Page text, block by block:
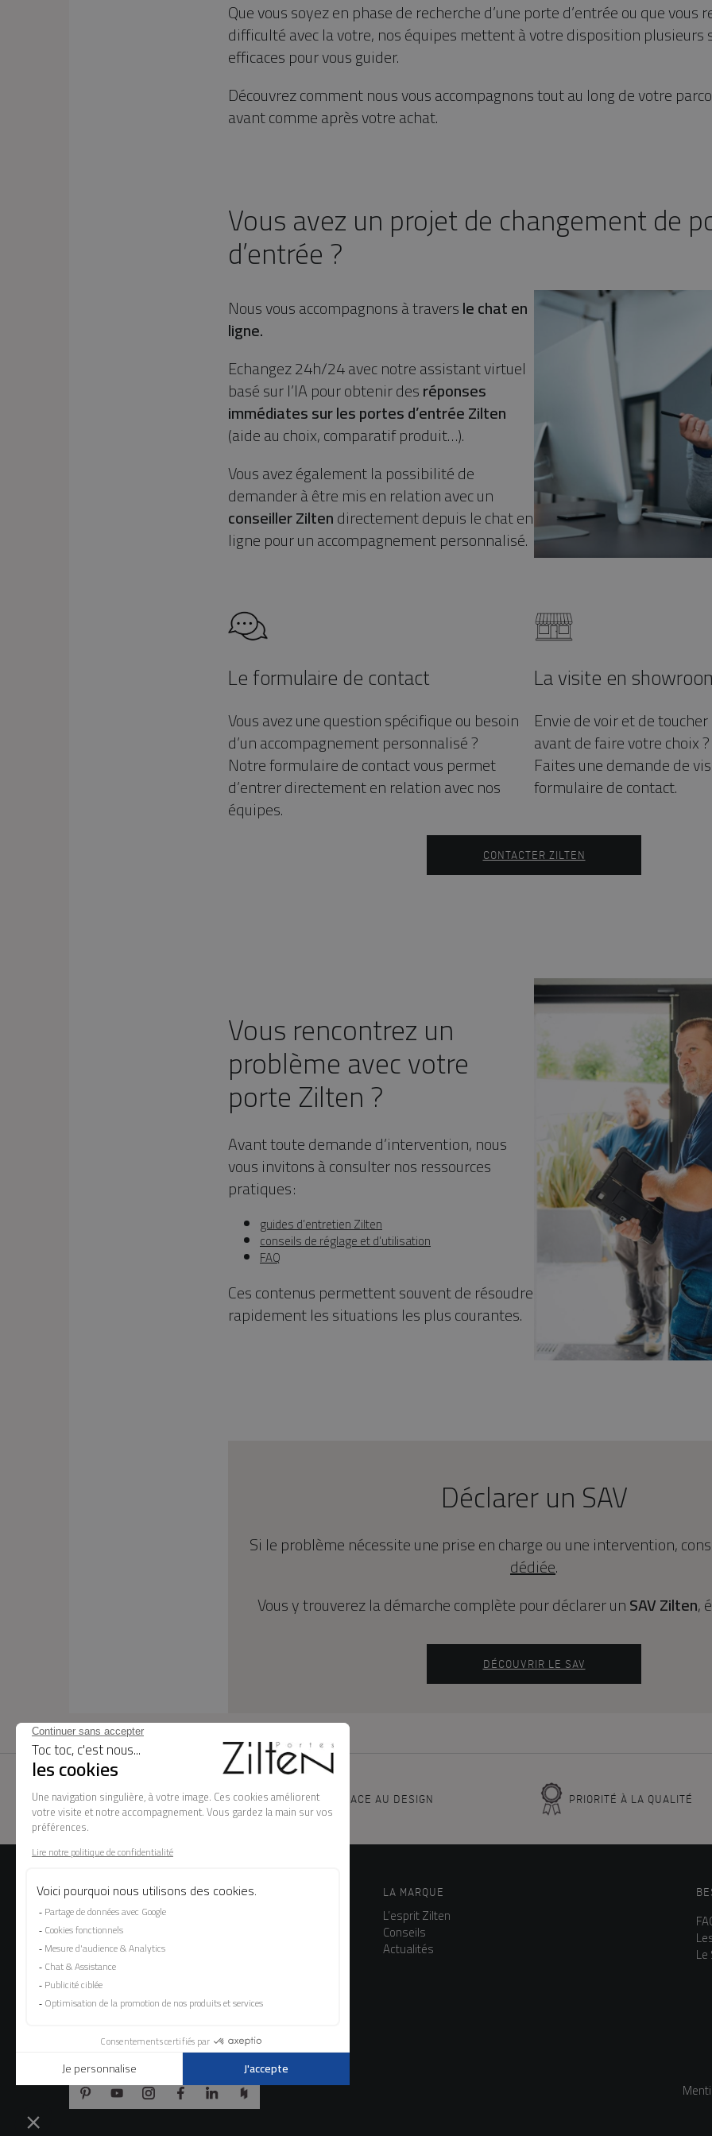
Que vous soyez en phase de recherche d’une porte d’entrée ou que vous
difficulté avec la votre, nos équipes mettent à votre disposition
efficaces pour vous guider.
Découvrez comment nous vous accompagnons tout au long de votre
avant comme après votre achat.
Vous avez un projet de changement de
d’entrée ?
Nous vous accompagnons à traversle chat en
ligne.
Echangez 24h/24 avec notre assistant virtuel
basé sur l’IA pour obtenir desréponses
immédiates sur les portes d’entrée Zilten
(aide au choix, comparatif produit…).
Vous avez également la possibilité de
demander à être mis en relation avec un
conseiller Ziltendirectement depuis le chat en
ligne pour un accompagnement personnalisé.
Le formulaire de contact
Vous avez une question spécifique ou besoin
d’un accompagnement personnalisé ?
Notre formulaire de contact vous permet
d’entrer directement en relation avec nos
équipes.
La visite en
Envie de voir et de
avant de faire votre choix ?
Faites une demande de
formulaire de contact.
CONTACTER ZILTEN
Vous rencontrez un
problème avec votre
porte Zilten ?
Avant toute demande d’intervention, nous
vous invitons à consulter nos ressources
pratiques :
guides d’entretien Zilten
conseils de réglage et d’utilisation
FAQ
Ces contenus permettent souvent de résoudre
rapidement les situations les plus courantes.
Déclarer un SAV
Si le problème nécessite une prise en charge ou une intervention,
dédiée.
Vous y trouverez la démarche complète pour déclarer unSAV Zilten,
DÉCOUVRIR LE SAV
MADE IN FRANCE PLACE AU DESIGN PRIORITÉ À LA QUALITÉ
NOS PORTES D'ENTREE
Portes entrée Aluminium
Portes entrée Acier
Portes d’entrée PVC
Portes entrée Bois
Portes entrée Mixte Bois/Alu
Portes entrée Nativ
Portes entrée UNIK
LA MARQUE
L’esprit Zilten
Conseils
Actualités
SUIVEZ-NOUS SUR LES RÉSEAUX SOCIAUX !